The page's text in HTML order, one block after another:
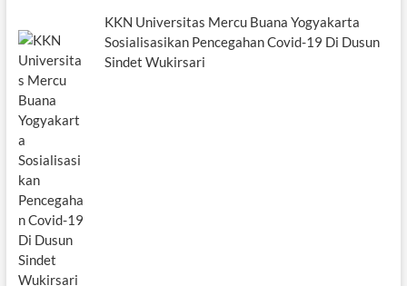
KKN Universitas Mercu Buana Yogyakarta
Sosialisasikan Pencegahan Covid-19 Di Dusun
Sindet Wukirsari